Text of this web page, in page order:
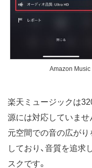
Amazon
楽天ミュージックは
源には対応していませ
元空間での音の広が
しており、音質を追
スクです。